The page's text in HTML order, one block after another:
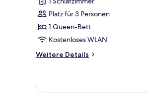
Queen-
Bett
anzeigen
Platz für 3 Personen
1 Queen-Bett
Kostenloses WLAN
Weitere Details
Weitere
Doppelzimmer,